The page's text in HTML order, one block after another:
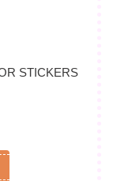
STICKERS